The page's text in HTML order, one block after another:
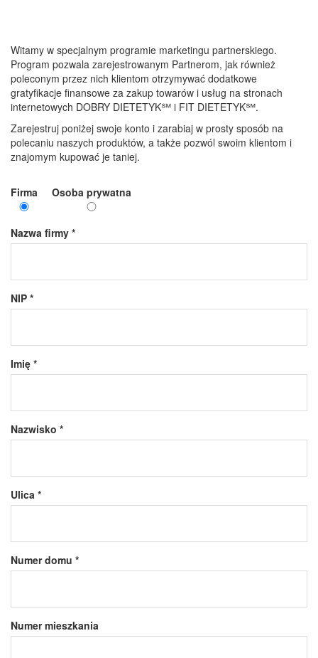
Witamy w specjalnym programie marketingu partnerskiego.
Program pozwala zarejestrowanym Partnerom, jak również
poleconym przez nich klientom otrzymywać dodatkowe
gratyfikacje finansowe za zakup towarów i usług na stronach
internetowych DOBRY DIETETYK℠ i FIT DIETETYK℠.
Zarejestruj poniżej swoje konto i zarabiaj w prosty sposób na
polecaniu naszych produktów, a także pozwól swoim klientom i
znajomym kupować je taniej.
Firma Osoba prywatna
Nazwa firmy *
NIP *
Imię *
Nazwisko *
Ulica *
Numer domu *
Numer mieszkania